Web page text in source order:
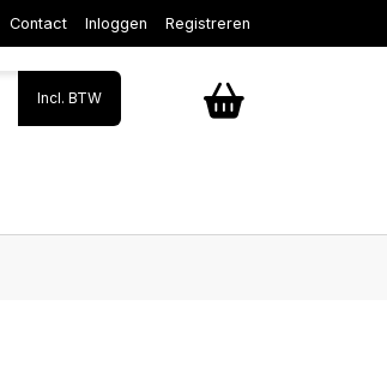
Contact Inloggen Registreren
Incl. BTW